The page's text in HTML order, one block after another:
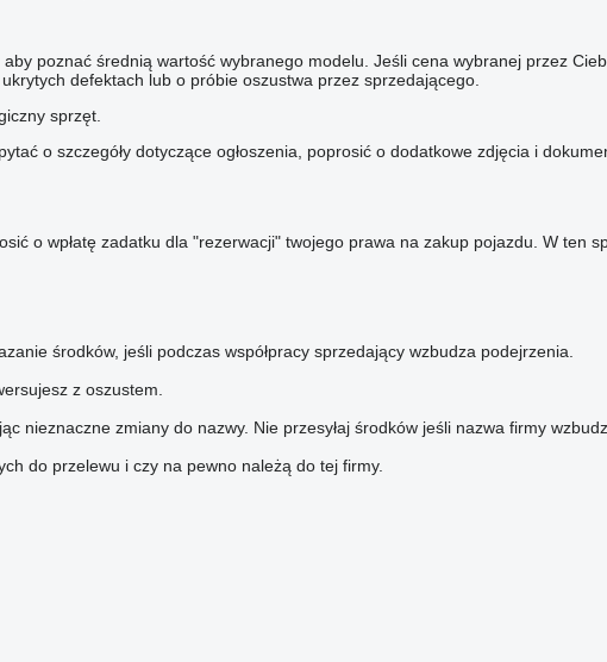
poznać średnią wartość wybranego modelu. Jeśli cena wybranej przez
defektach lub o próbie oszustwa przez sprzedającego.
sprzęt.
o szczegóły dotyczące ogłoszenia, poprosić o dodatkowe zdjęcia i
o wpłatę zadatku dla "rezerwacji" twojego prawa na zakup pojazdu. W ten
środków, jeśli podczas współpracy sprzedający wzbudza podejrzenia.
z oszustem.
nieznaczne zmiany do nazwy. Nie przesyłaj środków jeśli nazwa firmy
do przelewu i czy na pewno należą do tej firmy.